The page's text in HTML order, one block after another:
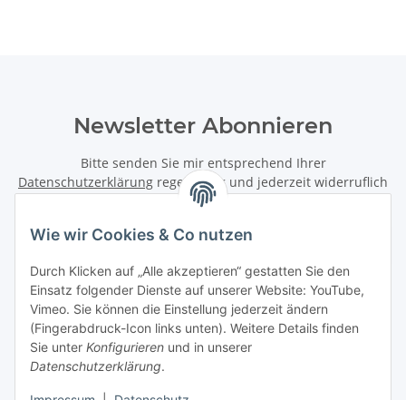
Wie wir Cookies & Co nutzen
Durch Klicken auf „Alle akzeptieren“ gestatten Sie den
Einsatz folgender Dienste auf unserer Website: YouTube,
Vimeo. Sie können die Einstellung jederzeit ändern
(Fingerabdruck-Icon links unten). Weitere Details finden
Sie unter Konfigurieren und in unserer
Datenschutzerklärung.
Newsletter Abonnieren
Bitte senden Sie mir entsprechend Ihrer
Datenschutzerklärung regelmäßig und jederzeit widerruflich
Informationen zu Ihrem Produktsortiment per E-Mail zu.
Newsletter Abonnieren
Informationen
Gesetzliche Informationen